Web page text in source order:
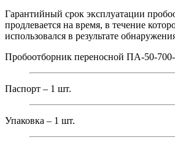
Гарантийный срок эксплуатации
продлевается на время, в течение
использовался в результате
Пробоотборник переносной ПА-50-
Паспорт – 1 шт.
Упаковка – 1 шт.